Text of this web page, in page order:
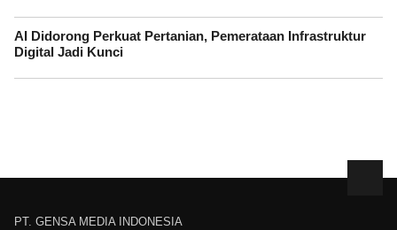
AI Didorong Perkuat Pertanian, Pemerataan Infrastruktur
Digital Jadi Kunci
PT. GENSA MEDIA INDONESIA